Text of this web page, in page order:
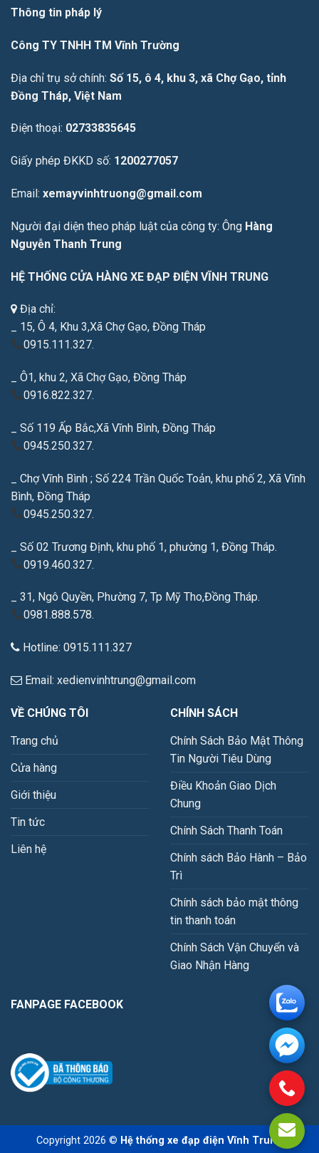
Thông tin pháp lý
Công TY TNHH TM Vĩnh Trường
Địa chỉ trụ sở chính: Số 15, ô 4, khu 3, xã Chợ Gạo, tỉnh
Đồng Tháp, Việt Nam
Điện thoại: 02733835645
Giấy phép ĐKKD số: 1200277057
Email: xemayvinhtruong@gmail.com
Người đại diện theo pháp luật của công ty: Ông Hàng
Nguyễn Thanh Trung
HỆ THỐNG CỬA HÀNG XE ĐẠP ĐIỆN VĨNH TRUNG
Địa chỉ:
_ 15, Ô 4, Khu 3,Xã Chợ Gạo, Đồng Tháp
0915.111.327.
_ Ô1, khu 2, Xã Chợ Gạo, Đồng Tháp
0916.822.327.
_ Số 119 Ấp Bắc,Xã Vĩnh Bình, Đồng Tháp
0945.250.327.
_ Chợ Vĩnh Bình ; Số 224 Trần Quốc Toản, khu phố 2, Xã Vĩnh
Bình, Đồng Tháp
0945.250.327.
_ Số 02 Trương Định, khu phố 1, phường 1, Đồng Tháp.
0919.460.327.
_ 31, Ngô Quyền, Phường 7, Tp Mỹ Tho,Đồng Tháp.
0981.888.578.
Hotline: 0915.111.327
Email: xedienvinhtrung@gmail.com
VỀ CHÚNG TÔI
Trang chủ
Cửa hàng
Giới thiệu
Tin tức
Liên hệ
CHÍNH SÁCH
Chính Sách Bảo Mật Thông
Tin Người Tiêu Dùng
Điều Khoản Giao Dịch
Chung
Chính Sách Thanh Toán
Chính sách Bảo Hành – Bảo
Trì
Chính sách bảo mật thông
tin thanh toán
Chính Sách Vận Chuyển và
Giao Nhận Hàng
FANPAGE FACEBOOK
Copyright 2026 © Hệ thống xe đạp điện Vĩnh Trung